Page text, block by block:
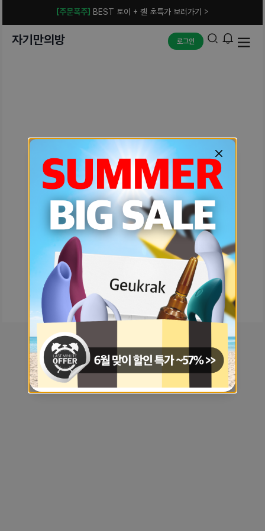
[주문폭주] BEST 토이 + 젤 초특가 보러가기 >
자기만의방 로그인
예상치 못한 에러입니다.